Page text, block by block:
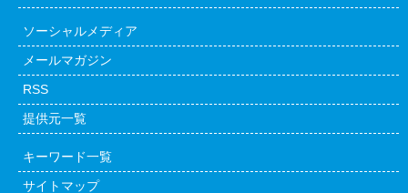
ソーシャルメディア
メールマガジン
RSS
提供元一覧
キーワード一覧
サイトマップ